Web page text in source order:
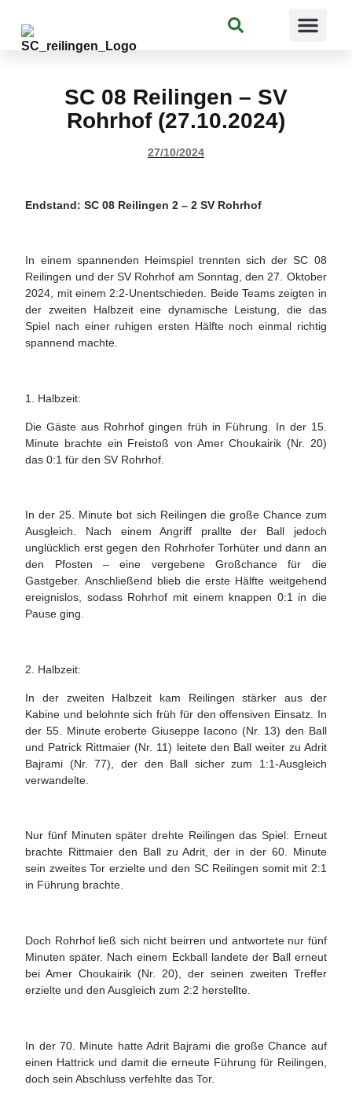
Suchen
SC 08 Reilingen – SV
Rohrhof (27.10.2024)
27/10/2024
Endstand: SC 08 Reilingen 2 – 2 SV Rohrhof
In einem spannenden Heimspiel trennten sich der SC 08
Reilingen und der SV Rohrhof am Sonntag, den 27. Oktober
2024, mit einem 2:2-Unentschieden. Beide Teams zeigten in
der zweiten Halbzeit eine dynamische Leistung, die das
Spiel nach einer ruhigen ersten Hälfte noch einmal richtig
spannend machte.
1. Halbzeit:
Die Gäste aus Rohrhof gingen früh in Führung. In der 15.
Minute brachte ein Freistoß von Amer Choukairik (Nr. 20)
das 0:1 für den SV Rohrhof.
In der 25. Minute bot sich Reilingen die große Chance zum
Ausgleich. Nach einem Angriff prallte der Ball jedoch
unglücklich erst gegen den Rohrhofer Torhüter und dann an
den Pfosten – eine vergebene Großchance für die
Gastgeber. Anschließend blieb die erste Hälfte weitgehend
ereignislos, sodass Rohrhof mit einem knappen 0:1 in die
Pause ging.
2. Halbzeit:
In der zweiten Halbzeit kam Reilingen stärker aus der
Kabine und belohnte sich früh für den offensiven Einsatz. In
der 55. Minute eroberte Giuseppe Iacono (Nr. 13) den Ball
und Patrick Rittmaier (Nr. 11) leitete den Ball weiter zu Adrit
Bajrami (Nr. 77), der den Ball sicher zum 1:1-Ausgleich
verwandelte.
Nur fünf Minuten später drehte Reilingen das Spiel: Erneut
brachte Rittmaier den Ball zu Adrit, der in der 60. Minute
sein zweites Tor erzielte und den SC Reilingen somit mit 2:1
in Führung brachte.
Doch Rohrhof ließ sich nicht beirren und antwortete nur fünf
Minuten später. Nach einem Eckball landete der Ball erneut
bei Amer Choukairik (Nr. 20), der seinen zweiten Treffer
erzielte und den Ausgleich zum 2:2 herstellte.
In der 70. Minute hatte Adrit Bajrami die große Chance auf
einen Hattrick und damit die erneute Führung für Reilingen,
doch sein Abschluss verfehlte das Tor.